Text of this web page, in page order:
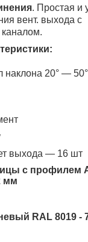
. Простая и
вент. выхода с
наклона 20° —
выхода — 16 шт
с профилем
мм
RAL 8019 -